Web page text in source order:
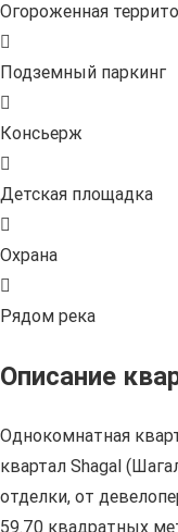
Огороженная
Подземный паркинг
Консьерж
Детская площадка
Охрана
Рядом река
Описание
Однокомнатная
квартал Shagal
отделки, от
59.70 квадратных